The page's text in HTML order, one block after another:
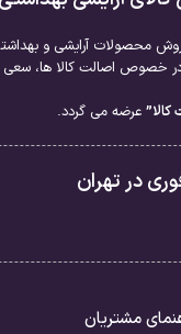
فروش محصولات آرایشی و
خصوص اصالت کالا ها، سعی
عرضه می گردد.
در تهران
مشتریان